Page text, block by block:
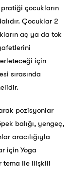
pratiği çocukların
Çocuklar 2
aç ya da tok
için
sırasında
pozisyonlar
balığı, yengeç,
aracılığıyla
için Yoga
tema ile ilişkili